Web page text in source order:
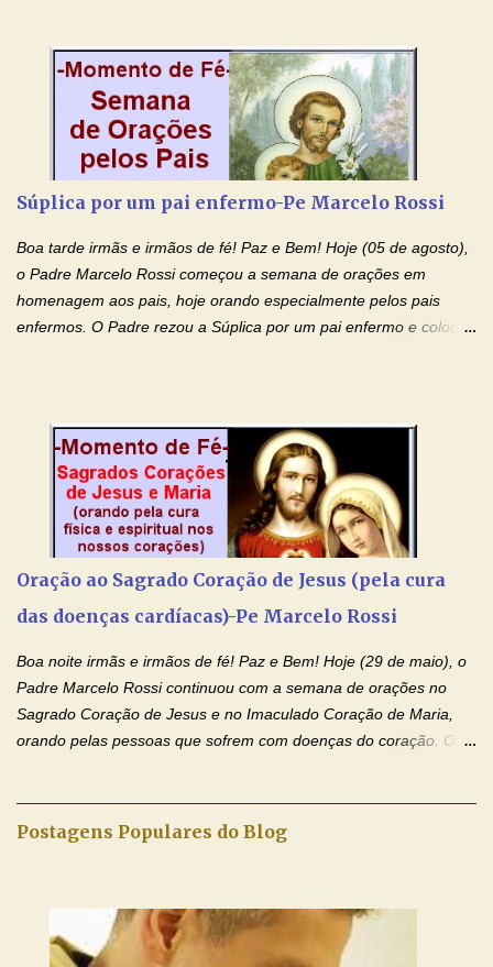
creio, Jesus, e clamo que este Sangue seja agora derramado
sobre mim e sobre todos os meus familiares. Eu peço, Senhor
Jesus, que, pelo poder libertador e salvítico deste Sangue,
possamos nos livrar de toda opressão diabólica que possa estar
prejudicando a nossa família. Peço também que atenda, em
especial, este pedido que agora faço na Sua presença:
(apresente aqui o seu pedido...) Eu, desde já, agradeço de
coração, confiante que o Senhor me atenderá. Eu louvo o Pai por
ter nos dado o Senhor, Jesus, como presente de Páscoa. eu
agradeço de coração ao Espíri...
Súplica por um pai enfermo-Pe Marcelo Rossi
Boa tarde irmãs e irmãos de fé! Paz e Bem! Hoje (05 de agosto),
o Padre Marcelo Rossi começou a semana de orações em
homenagem aos pais, hoje orando especialmente pelos pais
enfermos. O Padre rezou a Súplica por um pai enfermo e colocou
de Nossa Senhora. Adriana dos Anjos-Devoção e Fé Mensagem
do Padre Marcelo Rossi por E-mail e Facebook: Como foi
anunciado ontem, entramos em uma semana de homenagens
aos nossos pais. Hoje nossas orações serão focadas nos pais
que não se encontram bem de saúde, OS PAIS ENFERMOS!
Amados, durante toda esta semana vamos orar pelos nossos
pais. Vamos dedicar um dia para os pais mais idosos, pais que
estão doentes, pais que estão longe dos filhos, pais que já são
para todos os pais. Hoje vamos d...
Oração ao Sagrado Coração de Jesus (pela cura
das doenças cardíacas)-Pe Marcelo Rossi
Boa noite irmãs e irmãos de fé! Paz e Bem! Hoje (29 de maio), o
Padre Marcelo Rossi continuou com a semana de orações no
Sagrado Coração de Jesus e no Imaculado Coração de Maria,
orando pelas pessoas que sofrem com doenças do coração. O
esta abençoada semana de orações no programa de rádio
tenha fé, creia firmemente e ore incessantemente até que o
Kairós aconteça em sua vida. Fique no Amor Ágape de Jesus e
Postagens Populares do Blog